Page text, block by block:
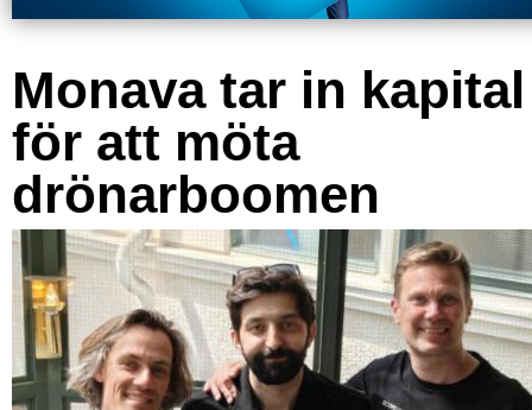
Monava tar in kapital
för att möta
drönarboomen